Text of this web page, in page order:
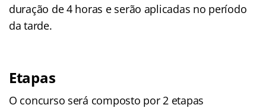
duração de 4 horas e serão aplicadas no período
da tarde.
Etapas
O concurso será composto por 2 etapas